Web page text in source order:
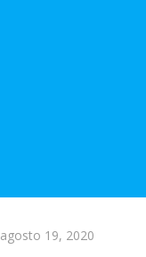
agosto 19, 2020